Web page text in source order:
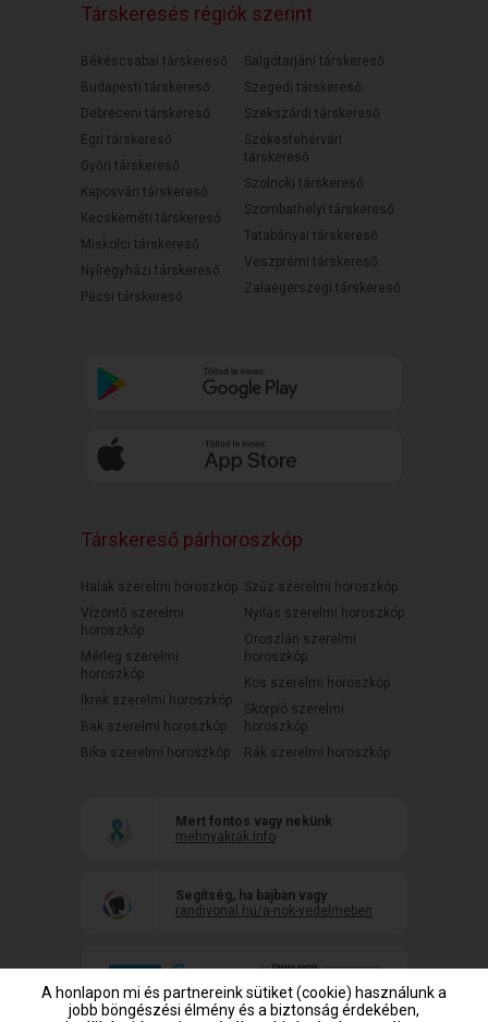
Társkeresés régiók szerint
Békéscsabai társkereső
Budapesti társkereső
Debreceni társkereső
Egri társkereső
Győri társkereső
Kaposvári társkereső
Kecskeméti társkereső
Miskolci társkereső
Nyíregyházi társkereső
Pécsi társkereső
Salgótarjáni társkereső
Szegedi társkereső
Szekszárdi társkereső
Székesfehérvári
társkereső
Szolnoki társkereső
Szombathelyi társkereső
Tatabányai társkereső
Veszprémi társkereső
Zalaegerszegi társkereső
Társkereső párhoroszkóp
Halak szerelmi horoszkóp
Vízöntő szerelmi
horoszkóp
Mérleg szerelmi
horoszkóp
Ikrek szerelmi horoszkóp
Bak szerelmi horoszkóp
Bika szerelmi horoszkóp
Szűz szerelmi horoszkóp
Nyilas szerelmi horoszkóp
Oroszlán szerelmi
horoszkóp
Kos szerelmi horoszkóp
Skorpió szerelmi
horoszkóp
Rák szerelmi horoszkóp
Mert fontos vagy nekünk
mehnyakrak.info
Segítség, ha bajban vagy
randivonal.hu/a-nok-vedelmeben
A honlapon mi és partnereink sütiket (cookie) használunk a
jobb böngészési élmény és a biztonság érdekében,